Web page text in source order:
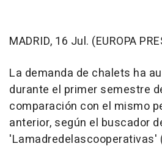
MADRID, 16 Jul. (EUROPA
La demanda de chalets ha
durante el primer semestre
comparación con el mismo
anterior, según el buscador
'Lamadredelascooperativas'